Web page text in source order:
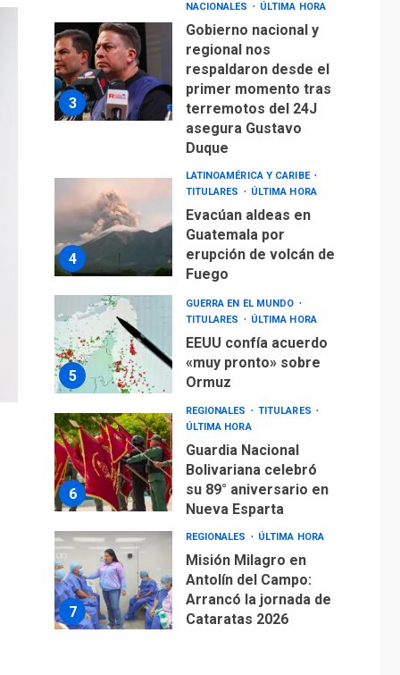
3
NACIONALES
ÚLTIMA HORA
Gobierno nacional y
regional nos
respaldaron desde el
primer momento tras
terremotos del 24J
asegura Gustavo
Duque
4
LATINOAMÉRICA Y CARIBE
TITULARES
ÚLTIMA HORA
Evacúan aldeas en
Guatemala por
erupción de volcán de
Fuego
5
GUERRA EN EL MUNDO
TITULARES
ÚLTIMA HORA
EEUU confía acuerdo
«muy pronto» sobre
Ormuz
6
REGIONALES
TITULARES
ÚLTIMA HORA
Guardia Nacional
Bolivariana celebró
su 89° aniversario en
Nueva Esparta
7
REGIONALES ÚLTIMA HORA
Misión Milagro en
Antolín del Campo:
Arrancó la jornada de
Cataratas 2026